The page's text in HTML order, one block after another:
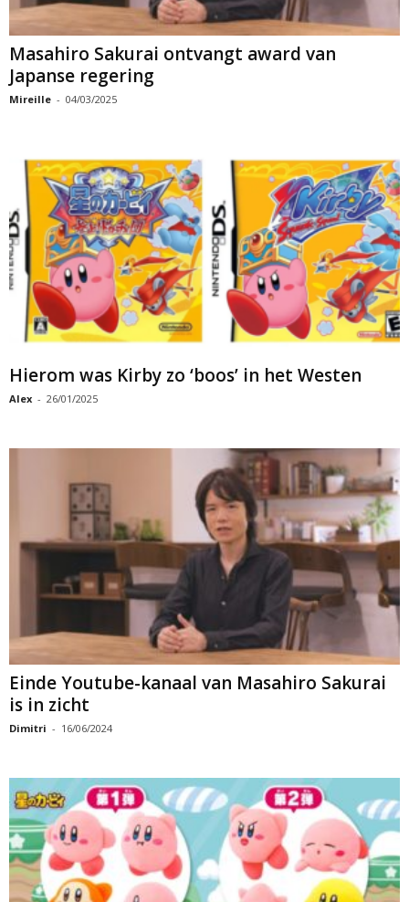
Masahiro Sakurai ontvangt award van
Japanse regering
Mireille - 04/03/2025
Hierom was Kirby zo ‘boos’ in het Westen
Alex - 26/01/2025
Einde Youtube-kanaal van Masahiro Sakurai
is in zicht
Dimitri - 16/06/2024